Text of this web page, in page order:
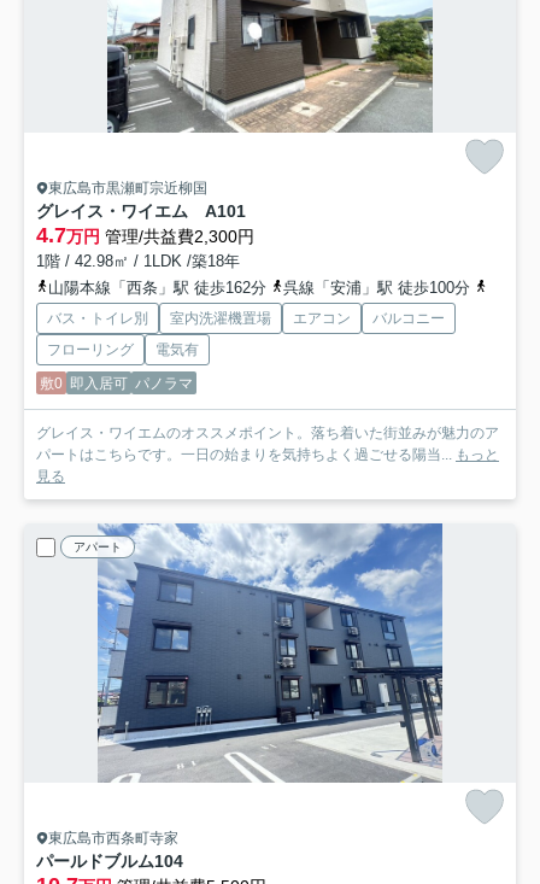
東広島市黒瀬町宗近柳国
グレイス・ワイエム A101
4.7万円 管理/共益費2,300円
1階 / 42.98㎡ / 1LDK /築18年
山陽本線「西条」駅 徒歩162分
呉線「安浦」駅 徒歩100分
バス・トイレ別 室内洗濯機置場 エアコン
バルコニー
フローリング
電気有
敷0 即入居可 パノラマ
グレイス・ワイエムのオススメポイント。落ち着いた街並みが魅力のア
パートはこちらです。一日の始まりを気持ちよく過ごせる陽当... もっと
見る
アパート
東広島市西条町寺家
パールドブルム104